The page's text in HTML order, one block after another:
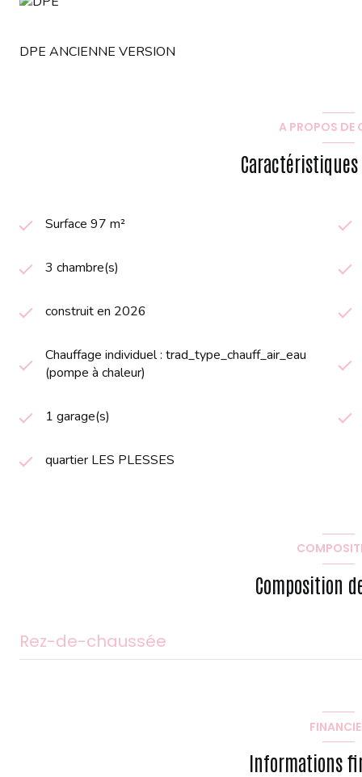
DPE ANCIENNE VERSION
A PROPOS DE
Surface 97 m²
3 chambre(s)
construit en 2026
Chauffage individuel : trad_type_chauff_air_eau
(pompe à chaleur)
1 garage(s)
quartier LES PLESSES
Composition
Rez-de-chaussée
Informations